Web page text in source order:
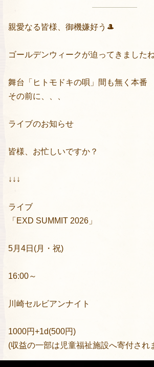
親愛なる皆様、御機嫌好う🎩
ゴールデンウィークが迫ってきました
舞台「ヒトモドキの唄」間も無く本番
その前に、、、
ライブのお知らせ
皆様、お忙しいですか？
↓↓↓
ライブ
「EXD SUMMIT 2026」
5月4日(月・祝)
16:00～
川崎セルビアンナイト
1000円+1d(500円)
(収益の一部は児童福祉施設へ寄付され